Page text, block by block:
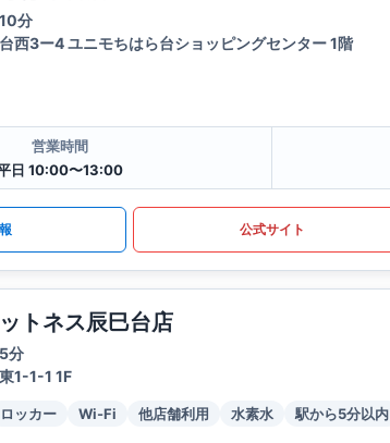
分
西3ー4 ユニモちはら台ショッピングセンター 1階
営業時間
日 10:00〜13:00
公式サイト
トネス辰巳台店
分
1-1-1 1F
ロッカー Wi-Fi 他店舗利用 水素水 駅から5分以内